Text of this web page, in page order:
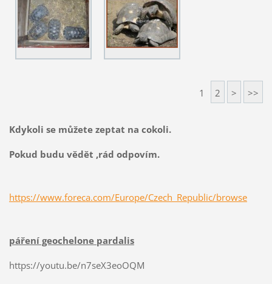
1 2 > >>
Kdykoli se můžete zeptat na cokoli.
Pokud budu vědět ,rád odpovím.
https://www.foreca.com/Europe/Czech_Republic/browse
páření geochelone pardalis
https://youtu.be/n7seX3eoOQM